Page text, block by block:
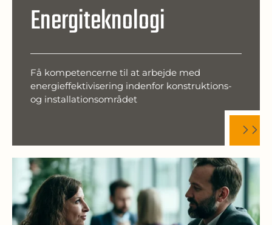
Energiteknologi
Få kompetencerne til at arbejde med
energieffektivisering indenfor konstruktions-
og installationsområdet